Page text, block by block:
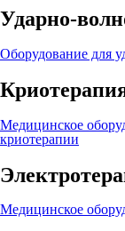
Ударно-
Оборудование для
Медицинское
криотерапии
Медицинское